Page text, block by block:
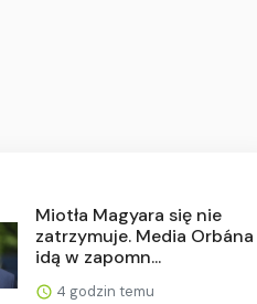
Miotła Magyara się nie
zatrzymuje. Media Orbána
idą w zapomn...
4 godzin temu